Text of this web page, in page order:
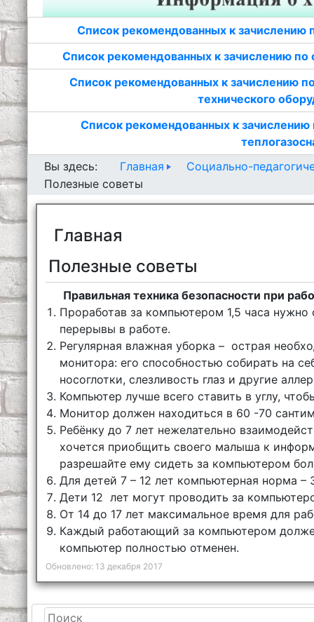
Список рекомендованных к зачислению
Список рекомендованных к зачислению
Список рекомендованных к зачислению
технического
Список рекомендованных к
Вы здесь:
Главная
Социально-
Полезные советы
Главная
Полезные советы
Правильная техника безопасности при
Проработав за компьютером 1,5 часа нужно
перерывы в работе.
Регулярная влажная уборка – острая
монитора: его способностью собирать на
носоглотки, слезливость глаз и другие
Компьютер лучше всего ставить в углу,
Монитор должен находиться в 60 -70
Ребёнку до 7 лет нежелательно
хочется приобщить своего малыша к
разрешайте ему сидеть за компьютером
Для детей 7 – 12 лет компьютерная норма –
Дети 12 лет могут проводить за
От 14 до 17 лет максимальное время для
Каждый работающий за компьютером
компьютер полностью отменен.
Обновлено: 13 декабря 2017